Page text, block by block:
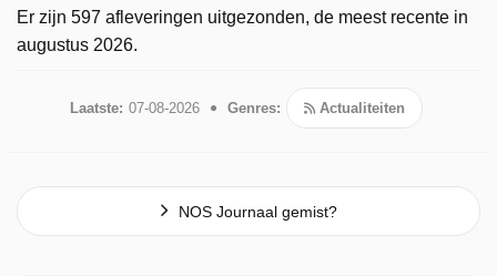
Er zijn 597 afleveringen uitgezonden, de meest recente in
augustus 2026.
Laatste: 07-08-2026 Genres: Actualiteiten
NOS Journaal gemist?